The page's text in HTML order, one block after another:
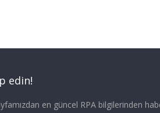
edin!
en güncel RPA bilgilerinden